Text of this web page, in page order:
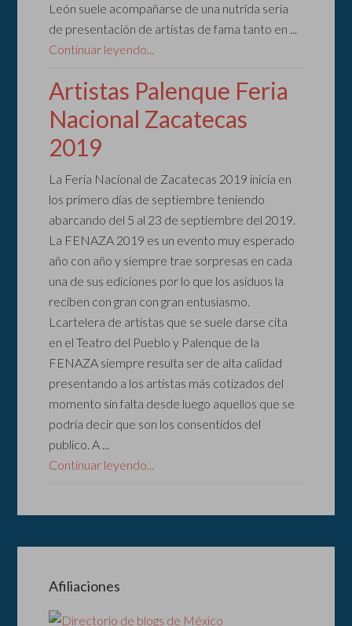
León suele acompañarse de una nutrida seria
de presentación de artistas de fama tanto en ...
Continuar leyendo...
Artistas Palenque Feria
Nacional Zacatecas
2019
La Feria Nacional de Zacatecas 2019 inicia en
los primero días de septiembre teniendo
abarcando del 5 al 23 de septiembre del 2019.
La FENAZA 2019 es un evento muy esperado
año con año y siempre trae sorpresas en cada
una de sus ediciones por lo que los asiduos la
reciben con gran con gran entusiasmo.
Lcartelera de artistas que se suele darse cita
en el Teatro del Pueblo y Palenque de la
FENAZA siempre resulta ser de alta calidad
presentando a los artistas más cotizados del
momento sin falta desde luego aquellos que se
podría decir que son los consentidos del
publico. A ...
Continuar leyendo...
Afiliaciones